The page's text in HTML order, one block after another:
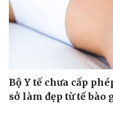
Bộ Y tế chưa cấp
sở làm đẹp từ tế bào